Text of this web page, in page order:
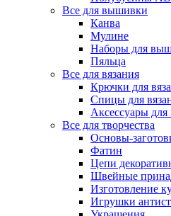
Все для вышивки
Канва
Мулине
Наборы для
Пяльца
Все для вязания
Крючки для
Спицы для
Аксессуары для
Все для творчества
Основы-
Фатин
Цепи
Швейные
Изготовление
Игрушки